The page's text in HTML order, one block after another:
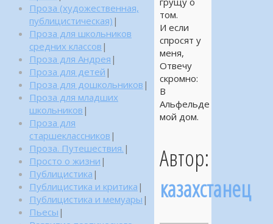
том.
И если
спросят у
меня,
Отвечу
скромно:
В
Альфельде
мой дом.
Автор:
казахстанец
Проза (художественная,
публицистическая) |
Проза для школьников
средних классов |
Проза для Андрея |
Проза для детей |
Проза для дошкольников |
Проза для младших
школьников |
Проза для
старшеклассников |
Проза. Путешествия. |
Просто о жизни |
Публицистика |
Публицистика и критика |
Публицистика и мемуары |
Пьесы |